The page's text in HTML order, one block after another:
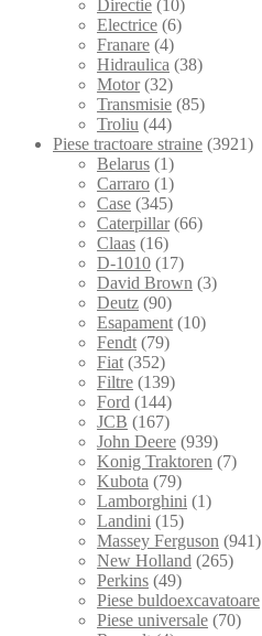
Directie (10)
Electrice (6)
Franare (4)
Hidraulica (38)
Motor (32)
Transmisie (85)
Troliu (44)
Piese tractoare straine (3921)
Belarus (1)
Carraro (1)
Case (345)
Caterpillar (66)
Claas (16)
D-1010 (17)
David Brown (3)
Deutz (90)
Esapament (10)
Fendt (79)
Fiat (352)
Filtre (139)
Ford (144)
JCB (167)
John Deere (939)
Konig Traktoren (7)
Kubota (79)
Lamborghini (1)
Landini (15)
Massey Ferguson (941)
New Holland (265)
Perkins (49)
Piese buldoexcavatoare
Piese universale (70)